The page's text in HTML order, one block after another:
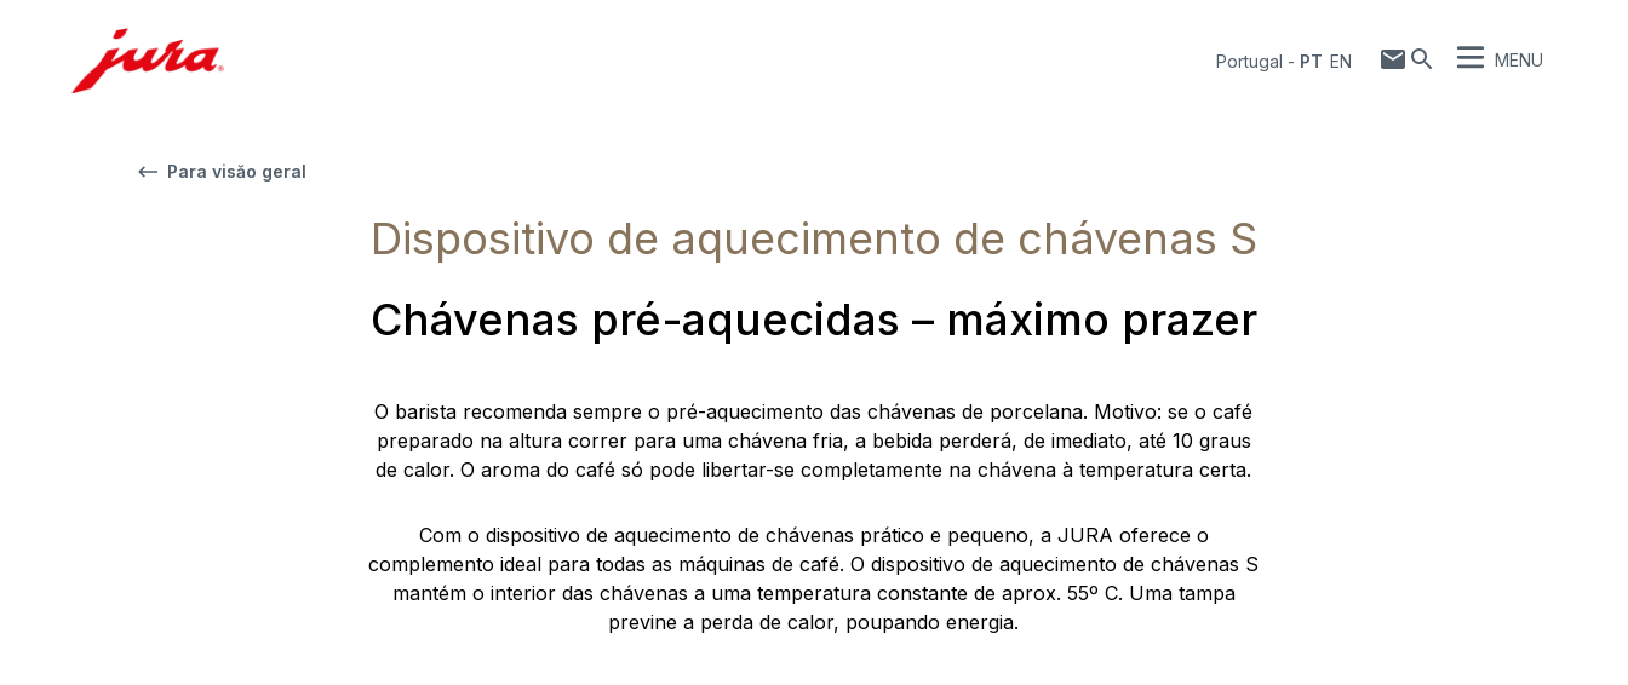
Portugal - PT EN MENU
Para visăo geral
Dispositivo de aquecimento de chávenas S
Chávenas pré-aquecidas – máximo prazer
O barista recomenda sempre o pré-aquecimento das chávenas de porcelana. Motivo: se o café
preparado na altura correr para uma chávena fria, a bebida perderá, de imediato, até 10 graus
de calor. O aroma do café só pode libertar-se completamente na chávena à temperatura certa.
Com o dispositivo de aquecimento de chávenas prático e pequeno, a JURA oferece o
complemento ideal para todas as máquinas de café. O dispositivo de aquecimento de chávenas S
mantém o interior das chávenas a uma temperatura constante de aprox. 55º C. Uma tampa
previne a perda de calor, poupando energia.